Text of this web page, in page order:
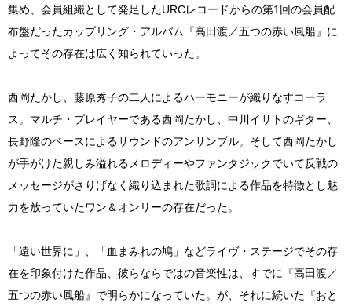
集め、会員組織として発足したURCレコードからの第1回の会員配
布盤だったカップリング・アルバム『高田渡／五つの赤い風船』に
よってその存在は広く知られていった。
西岡たかし、藤原秀子の二人によるハーモニーが織りなすコーラ
ス。マルチ・プレイヤーである西岡たかし、中川イサトのギター、
長野隆のベースによるサウンドのアンサンブル。そして西岡たかし
が手がけた親しみ溢れるメロディーやファンタジックでいて反戦の
メッセージがさりげなく織り込まれた歌詞による作品を特徴とし魅
力を放っていたワン＆オンリーの存在だった。
「遠い世界に」、「血まみれの鳩」などライヴ・ステージでその存
在を印象付けた作品、彼らならではの音楽性は、すでに『高田渡／
五つの赤い風船』で明らかになっていた。が、それに続いた『おと